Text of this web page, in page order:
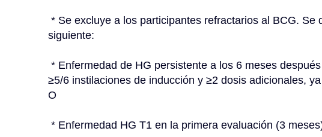
siguiente:
≥5/6 instilaciones de inducción y ≥2 dosis adicionales,
O
* Enfermedad HG T1 en la primera evaluación (3